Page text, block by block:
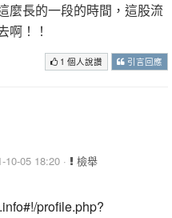
麼長的一段的時間，這股流
啊！！
1 個人說讚 引言回應
10-05 18:20 · 檢舉
profile.php?